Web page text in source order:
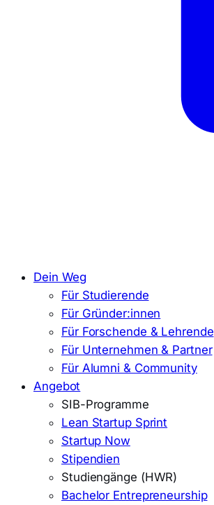
Dein Weg
Für Studierende
Für Gründer:innen
Für Forschende & Lehrende
Für Unternehmen & Partner
Für Alumni & Community
Angebot
SIB-Programme
Lean Startup Sprint
Startup Now
Stipendien
Studiengänge (HWR)
Bachelor Entrepreneurship